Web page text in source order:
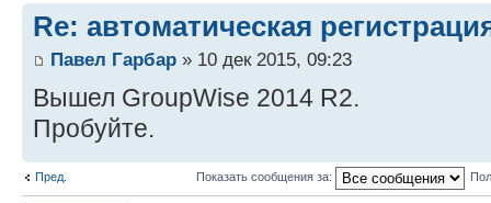
Re: автоматическая
Павел Гарбар » 10 дек 2015, 09:23
Вышел GroupWise 2014 R2.
Пробуйте.
Пред. Показать сообщения за: